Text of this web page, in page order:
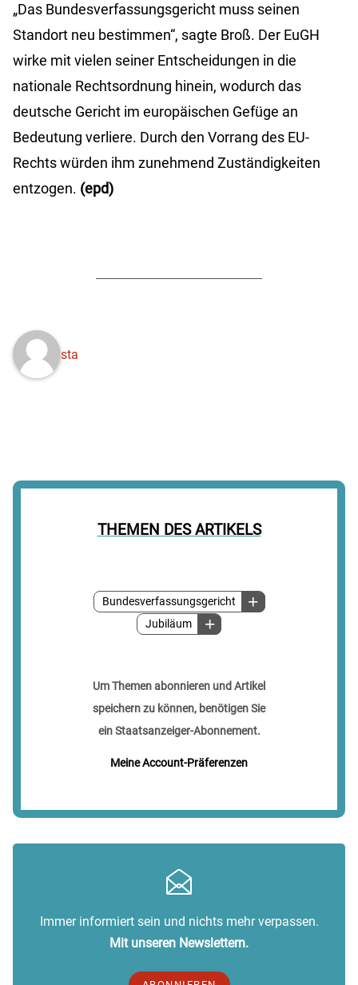
THEMEN DES ARTIKELS
Bundesverfassungsgericht
Jubiläum
Um Themen abonnieren und Artikel
speichern zu können, benötigen Sie
ein Staatsanzeiger-Abonnement.
Meine Account-Präferenzen
„Das Bundesverfassungsgericht muss seinen
Standort neu bestimmen“, sagte Broß. Der EuGH
wirke mit vielen seiner Entscheidungen in die
nationale Rechtsordnung hinein, wodurch das
deutsche Gericht im europäischen Gefüge an
Bedeutung verliere. Durch den Vorrang des EU-
Rechts würden ihm zunehmend Zuständigkeiten
entzogen. (epd)
sta
Immer informiert sein und nichts mehr verpassen.
Mit unseren Newslettern.